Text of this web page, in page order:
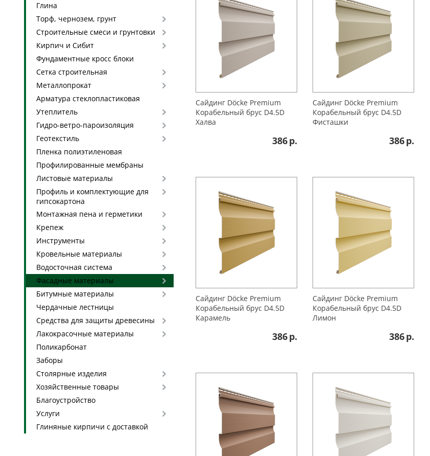
Глина
Торф, чернозем, грунт
Строительные смеси и грунтовки
Кирпич и Сибит
Фундаментные кросс блоки
Сетка строительная
Металлопрокат
Арматура стеклопластиковая
Утеплитель
Гидро-ветро-пароизоляция
Геотекстиль
Пленка полиэтиленовая
Профилированные мембраны
Листовые материалы
Профиль и комплектующие для
гипсокартона
Монтажная пена и герметики
Крепеж
Инструменты
Кровельные материалы
Водосточная система
Фасадные материалы
Битумные материалы
Чердачные лестницы
Средства для защиты древесины
Лакокрасочные материалы
Поликарбонат
Заборы
Столярные изделия
Хозяйственные товары
Благоустройство
Услуги
Глиняные кирпичи с доставкой
Сайдинг Döcke Premium
Корабельный брус D4.5D
Халва
386р.
Сайдинг Döcke Premium
Корабельный брус D4.5D
Фисташки
386р.
Сайдинг Döcke Premium
Корабельный брус D4.5D
Карамель
386р.
Сайдинг Döcke Premium
Корабельный брус D4.5D
Лимон
386р.